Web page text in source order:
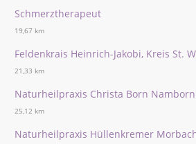
Schmerztherapeut
19,67 km
Feldenkrais Heinrich-Jakobi, Kreis St.
21,33 km
Naturheilpraxis Christa Born
25,12 km
Naturheilpraxis Hüllenkremer